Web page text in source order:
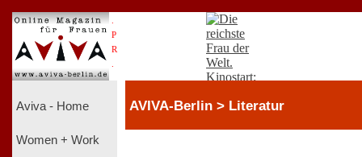
P
R
Aviva - Home
Women + Work
AVIVA-Berlin > Literatur